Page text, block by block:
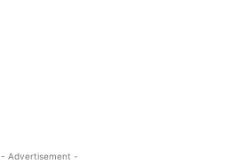
- Advertisement -